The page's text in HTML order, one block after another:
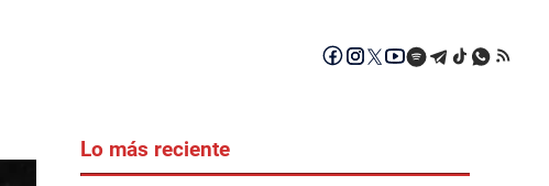
Lo más reciente